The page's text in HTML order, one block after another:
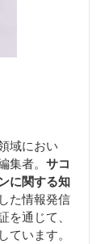
域におい
者。 サコ
に関する知
した情報発信
通じて、
います。